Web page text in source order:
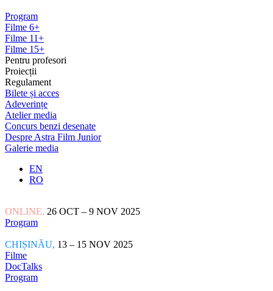
Program
Filme 6+
Filme 11+
Filme 15+
Pentru profesori
Proiecții
Regulament
Bilete și acces
Adeverințe
Atelier media
Concurs benzi desenate
Despre Astra Film Junior
Galerie media
EN
RO
ONLINE, 26 OCT – 9 NOV 2025
Program
CHIȘINĂU, 13 – 15 NOV 2025
Filme
DocTalks
Program